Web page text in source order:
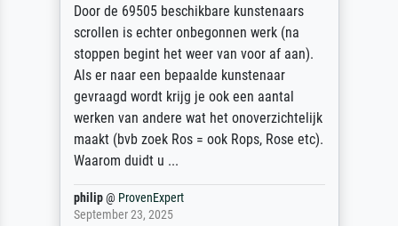
Door de 69505 beschikbare kunstenaars
scrollen is echter onbegonnen werk (na
stoppen begint het weer van voor af aan).
Als er naar een bepaalde kunstenaar
gevraagd wordt krijg je ook een aantal
werken van andere wat het onoverzichtelijk
maakt (bvb zoek Ros = ook Rops, Rose etc).
Waarom duidt u ...
philip@ ProvenExpert
September 23, 2025